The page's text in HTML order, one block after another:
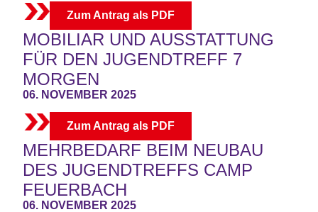
Zum Antrag als PDF
MOBILIAR UND AUSSTATTUNG
FÜR DEN JUGENDTREFF 7
MORGEN
06. NOVEMBER 2025
Zum Antrag als PDF
MEHRBEDARF BEIM NEUBAU
DES JUGENDTREFFS CAMP
FEUERBACH
06. NOVEMBER 2025